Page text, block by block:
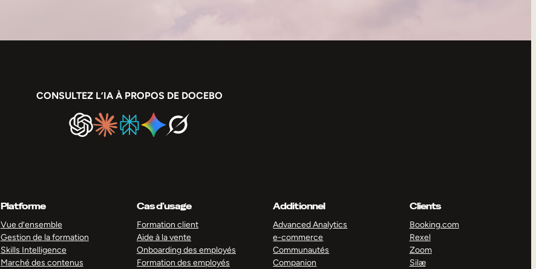
CONSULTEZ L’IA À PROPOS DE DOCEBO
Platforme
Vue d’ensemble
Gestion de la formation
Skills Intelligence
Marché des contenus
Cas d’usage
Formation client
Aide à la vente
Onboarding des employés
Formation des employés
Additionnel
Advanced Analytics
e-commerce
Communautés
Companion
Clients
Booking.com
Rexel
Zoom
Silæ